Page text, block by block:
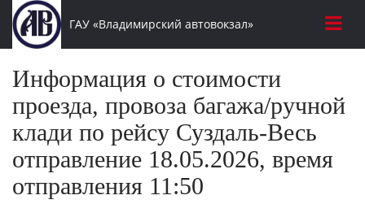
ГАУ «Владимирский автовокзал»
Информация о стоимости
проезда, провоза багажа/ручной
клади по рейсу Суздаль-Весь
отправление 18.05.2026, время
отправления 11:50